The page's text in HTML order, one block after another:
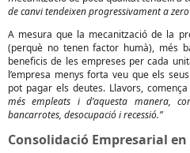
de canvi tendeixen progressivament a
A mesura que la mecanització de la
(perquè no tenen factor humà), més
beneficis de les empreses per cada
l’empresa menys forta veu que els
pot pagar els deutes. Llavors,
més empleats i d’aquesta manera,
bancarrotes, desocupació i recessió.”
Consolidació Empresarial en